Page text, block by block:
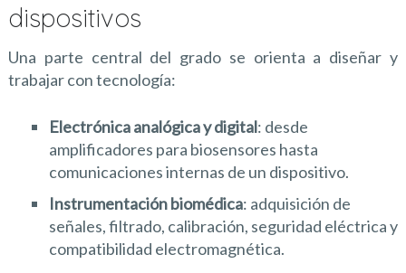
dispositivos
Una parte central del grado se orienta a diseñar y
trabajar con tecnología:
Electrónica analógica y digital: desde
amplificadores para biosensores hasta
comunicaciones internas de un dispositivo.
Instrumentación biomédica: adquisición de
señales, filtrado, calibración, seguridad eléctrica y
compatibilidad electromagnética.